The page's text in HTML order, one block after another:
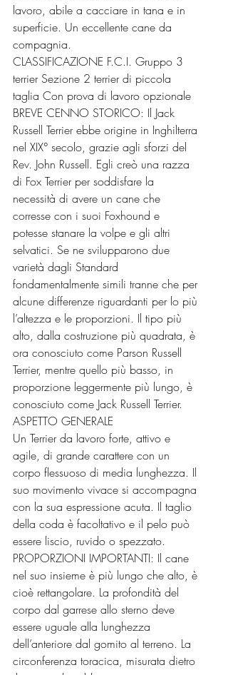
lavoro, abile a cacciare in tana e in
superficie. Un eccellente cane da
compagnia.
CLASSIFICAZIONE F.C.I. Gruppo 3
terrier Sezione 2 terrier di piccola
taglia Con prova di lavoro opzionale
BREVE CENNO STORICO: Il Jack
Russell Terrier ebbe origine in Inghilterra
nel XIX° secolo, grazie agli sforzi del
Rev. John Russell. Egli creò una razza
di Fox Terrier per soddisfare la
necessità di avere un cane che
corresse con i suoi Foxhound e
potesse stanare la volpe e gli altri
selvatici. Se ne svilupparono due
varietà dagli Standard
fondamentalmente simili tranne che per
alcune differenze riguardanti per lo più
l’altezza e le proporzioni. Il tipo più
alto, dalla costruzione più quadrata, è
ora conosciuto come Parson Russell
Terrier, mentre quello più basso, in
proporzione leggermente più lungo, è
conosciuto come Jack Russell Terrier.
ASPETTO GENERALE
Un Terrier da lavoro forte, attivo e
agile, di grande carattere con un
corpo flessuoso di media lunghezza. Il
suo movimento vivace si accompagna
con la sua espressione acuta. Il taglio
della coda è facoltativo e il pelo può
essere liscio, ruvido o spezzato.
PROPORZIONI IMPORTANTI: Il cane
nel suo insieme è più lungo che alto, è
cioè rettangolare. La profondità del
corpo dal garrese allo sterno deve
essere uguale alla lunghezza
dell’anteriore dal gomito al terreno. La
circonferenza toracica, misurata dietro